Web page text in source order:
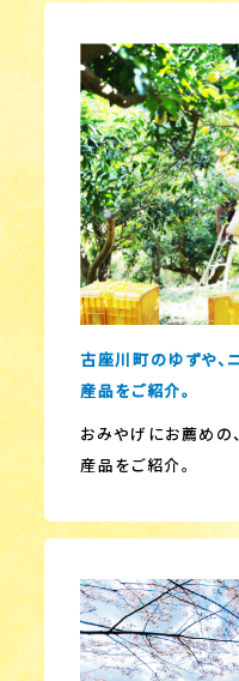
古座川町のゆずや、
産品をご紹介。
おみやげにお薦めの
産品をご紹介。